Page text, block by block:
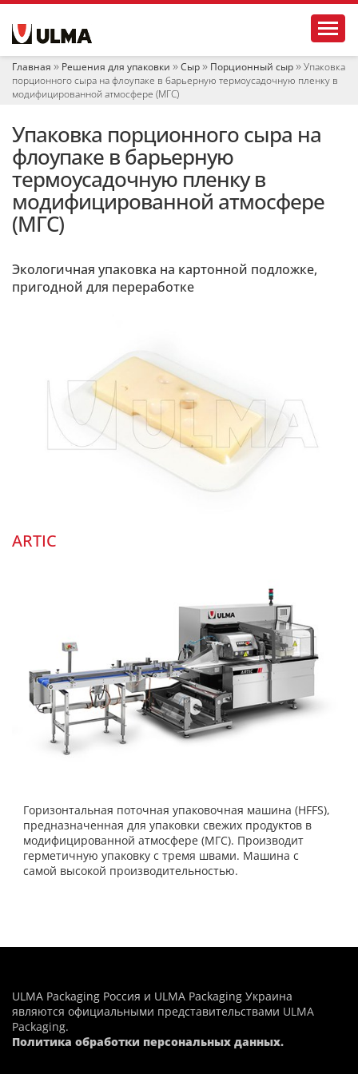
и Главная Решения для упаковки Сыр Порционный сыр
Упаковка
порционного сыра на флоупаке в барьерную термоусадочную пленку в
модифицированной атмосфере (МГС)
Упаковка порционного сыра на
флоупаке в барьерную
термоусадочную пленку в
модифицированной атмосфере
(МГС)
Экологичная упаковка на картонной подложке,
пригодной для переработке
ARTIC
Горизонтальная поточная упаковочная машина (HFFS),
предназначенная для упаковки свежих продуктов в
модифицированной атмосфере (МГС). Производит
герметичную упаковку с тремя швами. Машина с
самой высокой производительностью.
ULMA Packaging Россия и ULMA Packaging Украина
являются официальными представительствами ULMA
Packaging.
Политика обработки персональных данных.